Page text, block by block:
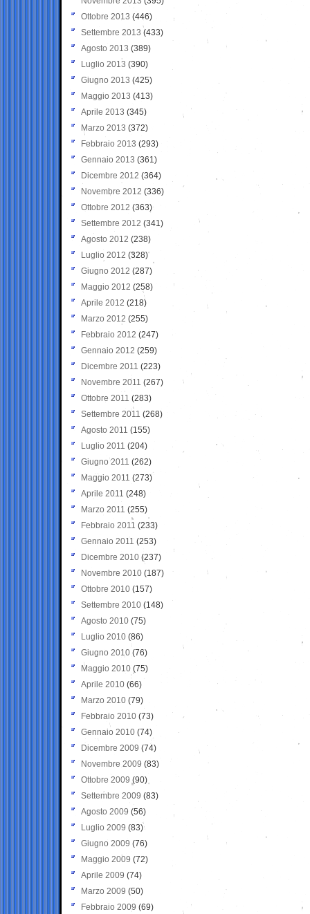
Ottobre 2013 (446)
Settembre 2013 (433)
Agosto 2013 (389)
Luglio 2013 (390)
Giugno 2013 (425)
Maggio 2013 (413)
Aprile 2013 (345)
Marzo 2013 (372)
Febbraio 2013 (293)
Gennaio 2013 (361)
Dicembre 2012 (364)
Novembre 2012 (336)
Ottobre 2012 (363)
Settembre 2012 (341)
Agosto 2012 (238)
Luglio 2012 (328)
Giugno 2012 (287)
Maggio 2012 (258)
Aprile 2012 (218)
Marzo 2012 (255)
Febbraio 2012 (247)
Gennaio 2012 (259)
Dicembre 2011 (223)
Novembre 2011 (267)
Ottobre 2011 (283)
Settembre 2011 (268)
Agosto 2011 (155)
Luglio 2011 (204)
Giugno 2011 (262)
Maggio 2011 (273)
Aprile 2011 (248)
Marzo 2011 (255)
Febbraio 2011 (233)
Gennaio 2011 (253)
Dicembre 2010 (237)
Novembre 2010 (187)
Ottobre 2010 (157)
Settembre 2010 (148)
Agosto 2010 (75)
Luglio 2010 (86)
Giugno 2010 (76)
Maggio 2010 (75)
Aprile 2010 (66)
Marzo 2010 (79)
Febbraio 2010 (73)
Gennaio 2010 (74)
Dicembre 2009 (74)
Novembre 2009 (83)
Ottobre 2009 (90)
Settembre 2009 (83)
Agosto 2009 (56)
Luglio 2009 (83)
Giugno 2009 (76)
Maggio 2009 (72)
Aprile 2009 (74)
Marzo 2009 (50)
Febbraio 2009 (69)